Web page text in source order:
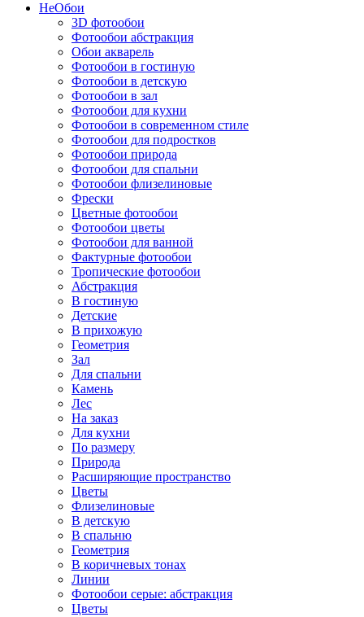
НеОбои
3D фотообои
Фотообои абстракция
Обои акварель
Фотообои в гостиную
Фотообои в детскую
Фотообои в зал
Фотообои для кухни
Фотообои в современном стиле
Фотообои для подростков
Фотообои природа
Фотообои для спальни
Фотообои флизелиновые
Фрески
Цветные фотообои
Фотообои цветы
Фотообои для ванной
Фактурные фотообои
Тропические фотообои
Абстракция
В гостиную
Детские
В прихожую
Геометрия
Зал
Для спальни
Камень
Лес
На заказ
Для кухни
По размеру
Природа
Расширяющие пространство
Цветы
Флизелиновые
В детскую
В спальню
Геометрия
В коричневых тонах
Линии
Фотообои серые: абстракция
Цветы